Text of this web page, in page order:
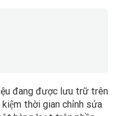
đang được lưu trữ trên
thời gian chỉnh sửa